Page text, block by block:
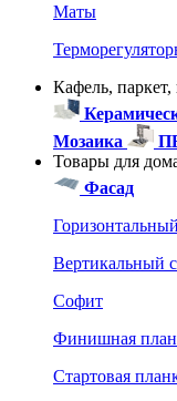
Маты
Кафель,
Мозаика
Товары для
Фасад
Вертикальный
Софит
Финишная
Стартовая